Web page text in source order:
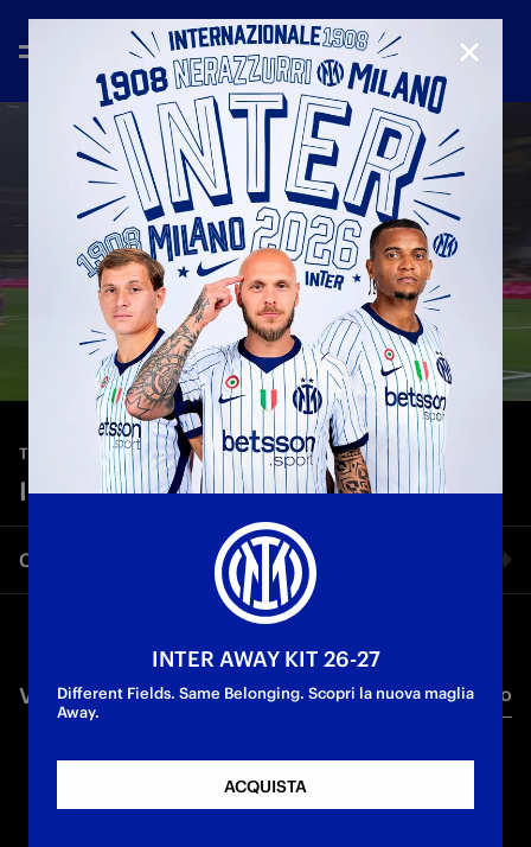
TEASER 23 gen 2026
Inter 6-2 Pisa | Serie A 25-26
Condividi video
Twitter
Whatsapp
VIDEO CORRELATI Tutti i video
INTER AWAY KIT 26-27
Different Fields. Same Belonging. Scopri la nuova maglia
Away.
ACQUISTA